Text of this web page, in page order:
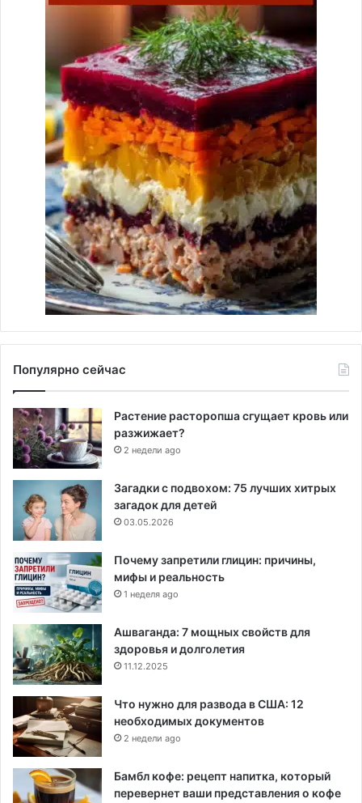
Популярно сейчас
Растение расторопша сгущает кровь или
разжижает?
2 недели ago
Загадки с подвохом: 75 лучших хитрых
загадок для детей
03.05.2026
Почему запретили глицин: причины,
мифы и реальность
1 неделя ago
Ашваганда: 7 мощных свойств для
здоровья и долголетия
11.12.2025
Что нужно для развода в США: 12
необходимых документов
2 недели ago
Бамбл кофе: рецепт напитка, который
перевернет ваши представления о кофе